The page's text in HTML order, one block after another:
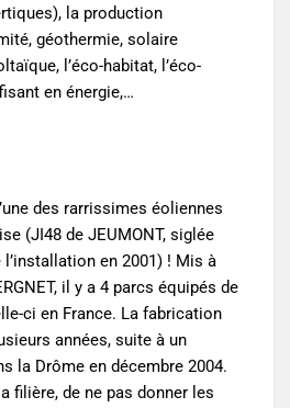
la production
géothermie, solaire
l’éco-habitat, l’éco-
en énergie,…
des rarrissimes éoliennes
(JI48 de JEUMONT, siglée
l’installation en 2001) ! Mis à
il y a 4 parcs équipés de
ci en France. La fabrication
années, suite à un
la Drôme en décembre 2004.
filière, de ne pas donner les